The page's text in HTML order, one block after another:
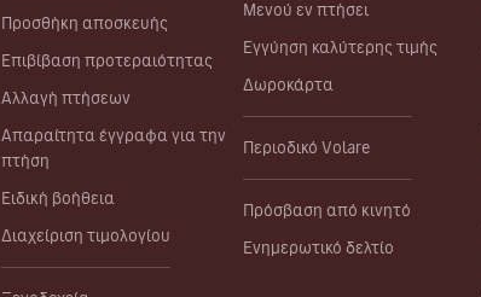
Προσθήκη αποσκευής
Επιβίβαση προτεραιότητας
Αλλαγή πτήσεων
Απαραίτητα έγγραφα για την
πτήση
Ειδική βοήθεια
Διαχείριση τιμολογίου
Μενού εν πτήσει
Εγγύηση καλύτερης τιμής
Δωροκάρτα
Περιοδικό Volare
Πρόσβαση από κινητό
Ενημερωτικό δελτίο